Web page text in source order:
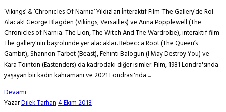
‘Vikings’ & ‘Chronicles Of Narnia’ Yıldızları İnteraktif Film ‘The Gallery’de Rol
Alacak! George Blagden (Vikings, Versailles) ve Anna Popplewell (The
Chronicles of Narnia: The Lion, The Witch And The Wardrobe), interaktif film
The gallery'nin başrolünde yer alacaklar. Rebecca Root (The Queen’s
Gambit), Shannon Tarbet (Beast), Fehinti Balogun (I May Destroy You) ve
Kara Tointon (Eastenders) da kadrodaki diğer isimler. Film, 1981 Londra'sında
yaşayan bir kadın kahramanı ve 2021 Londrası'nda ...
Devamı
YazarDilek Tarhan4 Ekim 2018